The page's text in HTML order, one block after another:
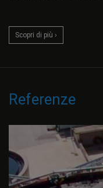
Scopri di più ›
Referenze